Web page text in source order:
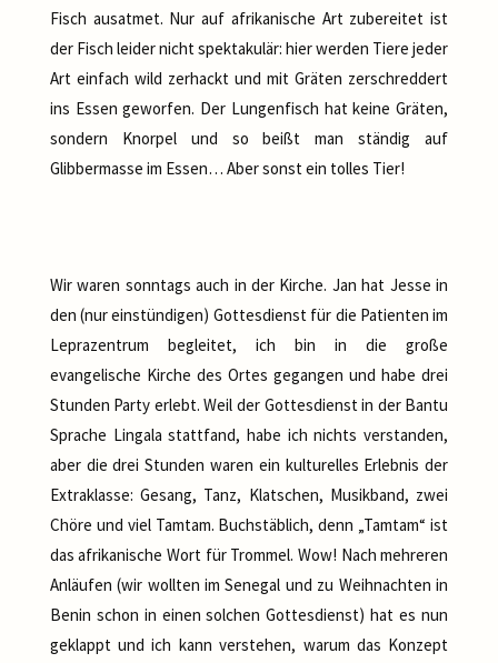
Fisch ausatmet. Nur auf afrikanische Art zubereitet ist
der Fisch leider nicht spektakulär: hier werden Tiere jeder
Art einfach wild zerhackt und mit Gräten zerschreddert
ins Essen geworfen. Der Lungenfisch hat keine Gräten,
sondern Knorpel und so beißt man ständig auf
Glibbermasse im Essen… Aber sonst ein tolles Tier!
Wir waren sonntags auch in der Kirche. Jan hat Jesse in
den (nur einstündigen) Gottesdienst für die Patienten im
Leprazentrum begleitet, ich bin in die große
evangelische Kirche des Ortes gegangen und habe drei
Stunden Party erlebt. Weil der Gottesdienst in der Bantu
Sprache Lingala stattfand, habe ich nichts verstanden,
aber die drei Stunden waren ein kulturelles Erlebnis der
Extraklasse: Gesang, Tanz, Klatschen, Musikband, zwei
Chöre und viel Tamtam. Buchstäblich, denn „Tamtam“ ist
das afrikanische Wort für Trommel. Wow! Nach mehreren
Anläufen (wir wollten im Senegal und zu Weihnachten in
Benin schon in einen solchen Gottesdienst) hat es nun
geklappt und ich kann verstehen, warum das Konzept